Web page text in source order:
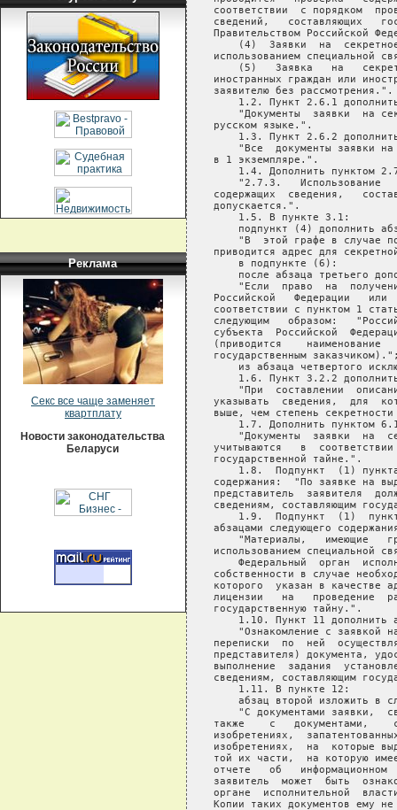
Реклама
Секс все чаще заменяет
квартплату
Новости законодательства
Беларуси